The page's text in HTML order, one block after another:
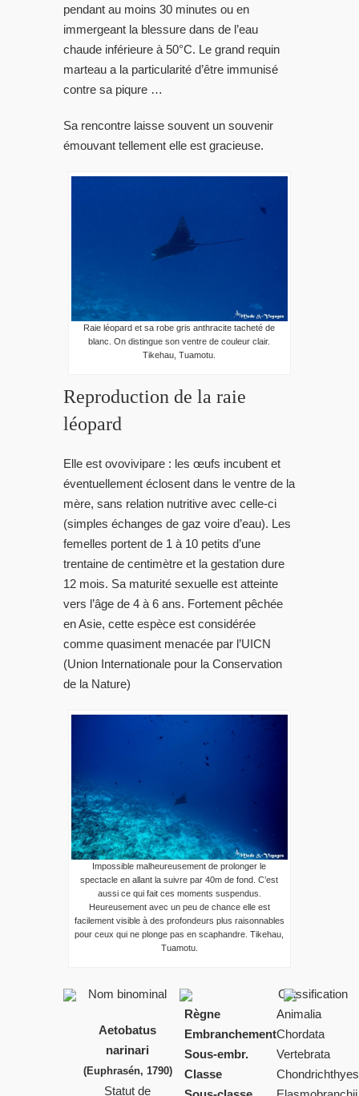
pendant au moins 30 minutes ou en
immergeant la blessure dans de l’eau
chaude inférieure à 50°C. Le grand requin
marteau a la particularité d’être immunisé
contre sa piqure …
Sa rencontre laisse souvent un souvenir
émouvant tellement elle est gracieuse.
Raie léopard et sa robe gris anthracite tacheté de
blanc. On distingue son ventre de couleur clair.
Tikehau, Tuamotu.
Reproduction de la raie
léopard
Elle est ovovivipare : les œufs incubent et
éventuellement éclosent dans le ventre de la
mère, sans relation nutritive avec celle-ci
(simples échanges de gaz voire d’eau). Les
femelles portent de 1 à 10 petits d’une
trentaine de centimètre et la gestation dure
12 mois. Sa maturité sexuelle est atteinte
vers l’âge de 4 à 6 ans. Fortement pêchée
en Asie, cette espèce est considérée
comme quasiment menacée par l’UICN
(Union Internationale pour la Conservation
de la Nature)
Impossible malheureusement de prolonger le
spectacle en allant la suivre par 40m de fond. C’est
aussi ce qui fait ces moments suspendus.
Heureusement avec un peu de chance elle est
facilement visible à des profondeurs plus raisonnables
pour ceux qui ne plonge pas en scaphandre. Tikehau,
Tuamotu.
Nom binominal
Aetobatus
narinari
(Euphrasén, 1790)
Statut de
Classification
Règne
Animalia
EmbranchementChordata
Sous-embr.
Vertebrata
Classe
Chondrichthyes